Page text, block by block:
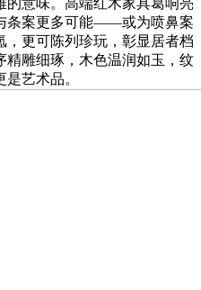
的意味。高端红木家具葛响亮
条案更多可能——或为喷鼻案
更可陈列珍玩，彰显居者档
精雕细琢，木色温润如玉，纹
艺术品。